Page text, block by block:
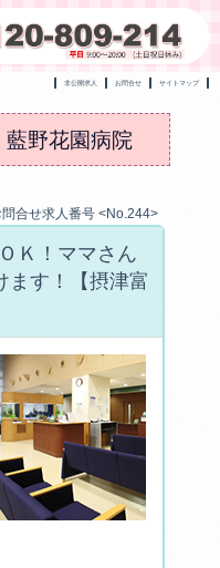
非公開求人 お問合せ サイトマップ
野花園病院
問合せ求人番号 <No.244>
Ｋ！ママさん
ます！【摂津富